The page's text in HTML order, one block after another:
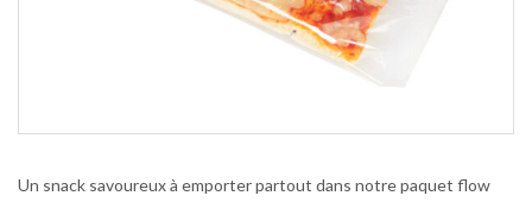
Un snack savoureux à emporter partout dans notre paquet flow